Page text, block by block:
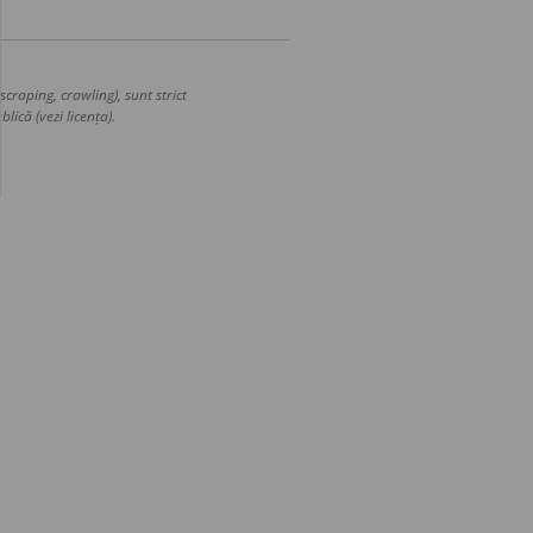
crawling), sunt strict
(vezi licența).